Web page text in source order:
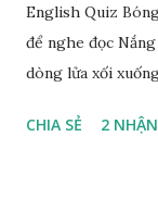
English Quiz
để nghe đọc
dòng lửa xối
CHIA SẺ 2